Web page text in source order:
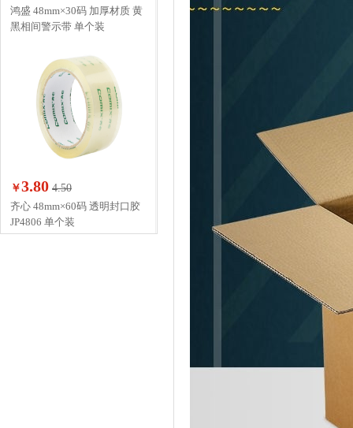
鸿盛 48mm×30码 加厚材质 黄
黑相间警示带 单个装
￥3.80 4.50
齐心 48mm×60码 透明封口胶
JP4806 单个装